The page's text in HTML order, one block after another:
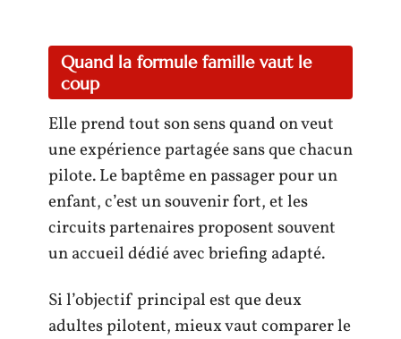
Quand la formule famille vaut le
coup
Elle prend tout son sens quand on veut
une expérience partagée sans que chacun
pilote. Le baptême en passager pour un
enfant, c’est un souvenir fort, et les
circuits partenaires proposent souvent
un accueil dédié avec briefing adapté.
Si l’objectif principal est que deux
adultes pilotent, mieux vaut comparer le